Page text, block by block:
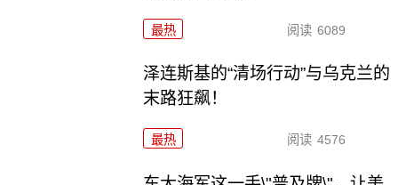
最热 阅读 6089
泽连斯基的“清场行动”与乌克兰的
末路狂飙！
最热 阅读 4576